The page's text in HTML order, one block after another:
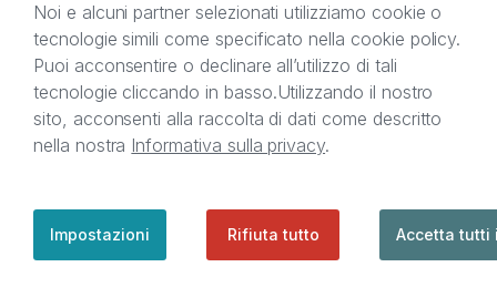
Il presente sito web è di proprietà di StreetLib S.r.l.
C.F. e P.IVA 05338720963. StreetLib S.r.l. è
titolare di tutti i diritti di proprietà intellettuale
afferenti ai marchi, loghi e segni distintivi presenti
sul sito web. Si invita l’utente a prendere visione
support@streetlib.com
Noi e alcuni partner selezionati utilizziamo cookie o
tecnologie simili come specificato nella cookie policy.
Puoi acconsentire o declinare all’utilizzo di tali
tecnologie cliccando in basso.Utilizzando il nostro
sito, acconsenti alla raccolta di dati come descritto
nella nostra Informativa sulla privacy.
Impostazioni Rifiuta tutto Accetta tutti